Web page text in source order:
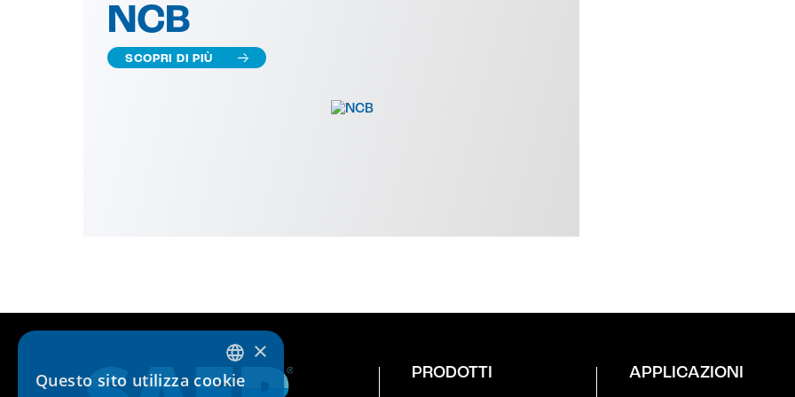
NCB
SCOPRI DI PIÙ
PRODOTTI APPLICAZIONI
ITALIAN
×
Questo sito utilizza cookie